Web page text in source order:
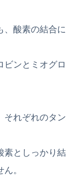
、酸素の結合
ビンとミオグ
それぞれのタ
素としっかり
。